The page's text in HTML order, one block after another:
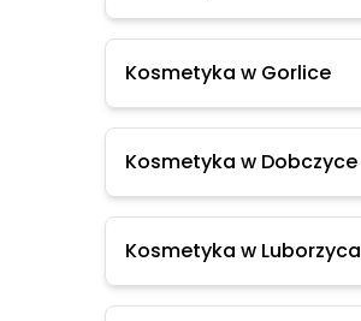
Kosmetyka w Gorlice
Kosmetyka w Dobczyce
Kosmetyka w Luborzyca